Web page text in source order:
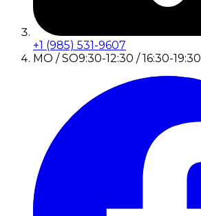
+1 (985) 531-9607
MO / SO9:30-12:30 / 16:30-19:30